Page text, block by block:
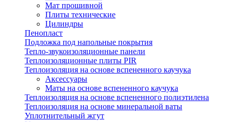
Мат прошивной
Плиты технические
Цилиндры
Пенопласт
Подложка под напольные покрытия
Тепло-звукоизоляционные панели
Теплоизоляционные плиты PIR
Теплоизоляция на основе вспененного каучука
Аксессуары
Маты на основе вспененного каучука
Теплоизоляция на основе вспененного полиэтилена
Теплоизоляция на основе минеральной ваты
Уплотнительный жгут